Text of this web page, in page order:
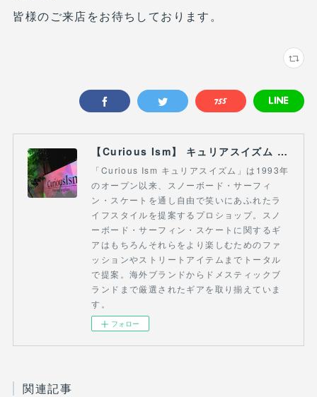
皆様のご来店をお待ちしております。
【Curious Ism】 キュリアスイズム l スノーボードショップ サーフショップ 福島県 会津若松市 郡山市 通販
「Curious Ism キュリアスイズム」は1993年
のオープン以来、スノーボード・サーフィ
ン・スケートを通し自由で笑いにあふれたラ
イフスタイルを提案するプロショップ。スノ
ーボード・サーフィン・スケートに関するギ
アはもちろんそれらをより楽しむためのファ
ッションやストリートアイテムまでトータル
で提案。海外ブランドからドメスティックブ
ランドまで厳選されたギアを取り揃えていま
す。
フォロー
関連記事